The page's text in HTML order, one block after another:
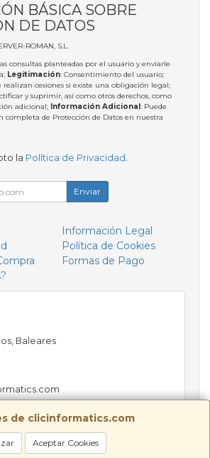
de clicinformatics.com
Aceptar Cookies
BÁSICA SOBRE
DE DATOS
ROMAN, S.L.
consultas planteadas por el usuario y enviarle
Legitimación: Consentimiento del usuario;
realizan cesiones si existe una obligación legal;
y suprimir, así como otros derechos, como
adicional; Información Adicional: Puede
completa de Protección de Datos en nuestra
la Política de Privacidad .
Enviar
Información Legal
Política de Cookies
Formas de Pago
, Baleares